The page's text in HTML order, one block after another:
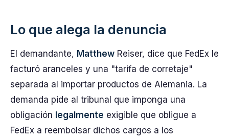
Lo que alega la denuncia
El demandante, Matthew Reiser, dice que FedEx le
facturó aranceles y una "tarifa de corretaje"
separada al importar productos de Alemania. La
demanda pide al tribunal que imponga una
obligación legalmente exigible que obligue a
FedEx a reembolsar dichos cargos a los